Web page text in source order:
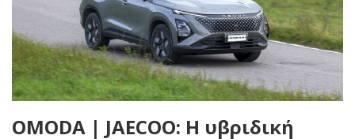
OMODA | JAECOO: Η υβριδική